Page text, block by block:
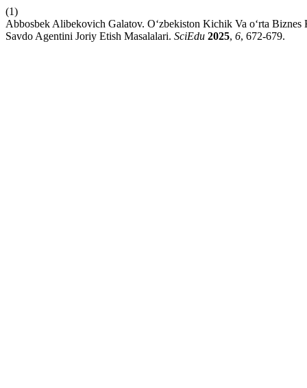
(1)
Abbosbek Alibekovich Galatov. O‘zbekiston Kichik Va o‘rta
Savdo Agentini Joriy Etish Masalalari. SciEdu 2025, 6, 672-679.